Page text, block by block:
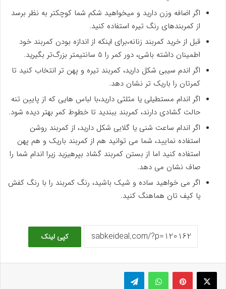
اگر اضافه وزن دارید و میخواهید شکم شما کوچکتر به نظر برسد
از کمربندهای رنگ تیره استفاده کنید.
قبل از خرید کمربند زنانه،برای اینکه از اندازه بودن کمربند خود
اطمینان داشته باشی، دور کمر را 5 سانتیمتر بزرگ‌تر بگیرید.
اگر اندم سیبی شکل دارید، کمربند تیره و پهن تر انتخاب کنید تا
کمرتان را باریک تر نشان دهد.
اگر اندام مستطیلی یا مثلثی دارید،با لباس هایی که از پایین تنه
حالت گشادی دارند، کمربند ببندید تا خطوط کمر بهتر دیده شود.
اگر اندام ساعت شنی یا گلابی شکل دارید، از کمربند روشن
استفاده نمایید، شما می توانید هم از کمربند باریک و هم پهن
استفاده کنید اما از بستن کمربند گشاد بپرهیزید زیرا اندام شما را
صاف نشان می دهد.
اگر می خواهید ساده و شیک باشید، رنگ کمربند را با رنگ کفش
یا کیف تان هماهنگ کنید.
کپی لینک
ایکس پینتریستواتس آپ تلگرام